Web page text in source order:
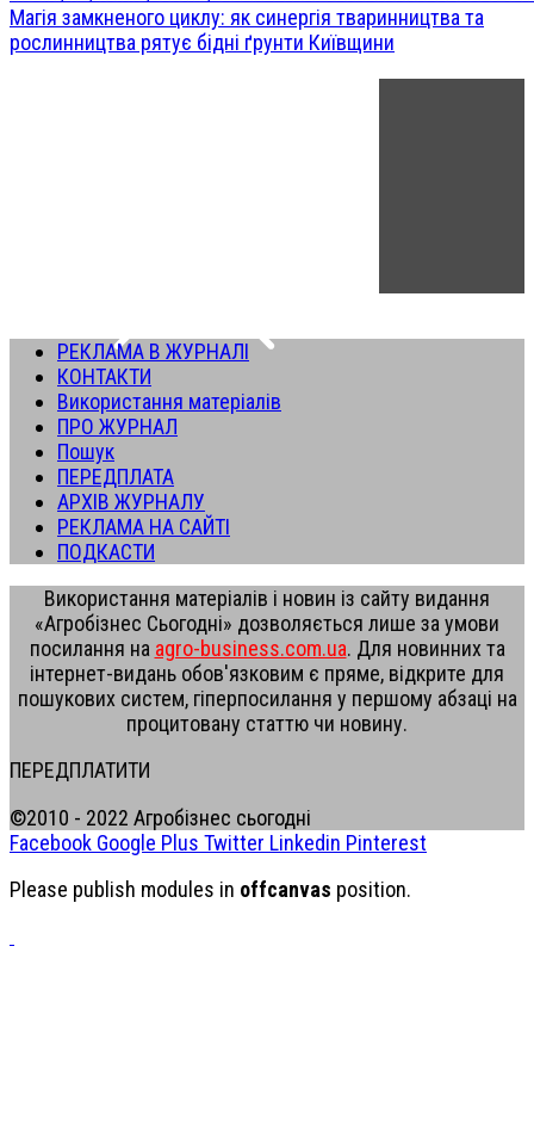
Магія замкненого циклу: як синергія тваринництва та
рослинництва рятує бідні ґрунти Київщини
РЕКЛАМА В ЖУРНАЛІ
КОНТАКТИ
Використання матеріалів
ПРО ЖУРНАЛ
Пошук
ПЕРЕДПЛАТА
АРХІВ ЖУРНАЛУ
РЕКЛАМА НА САЙТІ
ПОДКАСТИ
Використання матеріалів і новин із сайту видання
«Агробізнес Сьогодні» дозволяється лише за умови
посилання на agro-business.com.ua. Для новинних та
інтернет-видань обов'язковим є пряме, відкрите для
пошукових систем, гіперпосилання у першому абзаці на
процитовану статтю чи новину.
ПЕРЕДПЛАТИТИ
©2010 - 2022 Агробізнес сьогодні
Facebook Google Plus Twitter Linkedin Pinterest
Please publish modules in offcanvas position.